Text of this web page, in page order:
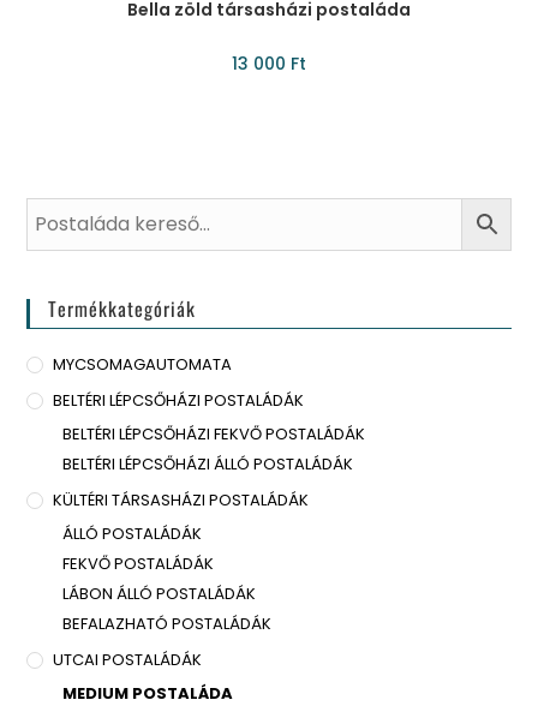
Bella zöld társasházi postaláda
13 000 Ft
Termékkategóriák
MYCSOMAGAUTOMATA
BELTÉRI LÉPCSŐHÁZI POSTALÁDÁK
BELTÉRI LÉPCSŐHÁZI FEKVŐ POSTALÁDÁK
BELTÉRI LÉPCSŐHÁZI ÁLLÓ POSTALÁDÁK
KÜLTÉRI TÁRSASHÁZI POSTALÁDÁK
ÁLLÓ POSTALÁDÁK
FEKVŐ POSTALÁDÁK
LÁBON ÁLLÓ POSTALÁDÁK
BEFALAZHATÓ POSTALÁDÁK
UTCAI POSTALÁDÁK
MEDIUM POSTALÁDA